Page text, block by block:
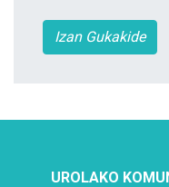
Izan Gukakide
UROLAKO